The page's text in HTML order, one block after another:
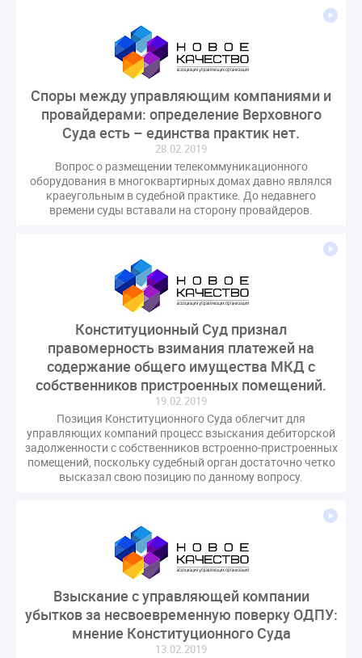
проект постановления
реестр УК связь
совет МКД
статистика
страхование МКД
строительство
судебная практика
техническая документация
техпаспорт
требования УК
умный дом
экспертный совет
энергосервис
Споры между управляющим компаниями и
провайдерами: определение Верховного
Суда есть – единства практик нет.
28.02.2019
Вопрос о размещении телекоммуникационного
оборудования в многоквартирных домах давно являлся
краеугольным в судебной практике. До недавнего
времени суды вставали на сторону провайдеров.
Конституционный Суд признал
правомерность взимания платежей на
содержание общего имущества МКД с
собственников пристроенных помещений.
19.02.2019
Позиция Конституционного Суда облегчит для
управляющих компаний процесс взыскания дебиторской
задолженности с собственников встроенно-пристроенных
помещений, поскольку судебный орган достаточно четко
высказал свою позицию по данному вопросу.
Взыскание с управляющей компании
убытков за несвоевременную поверку ОДПУ:
мнение Конституционного Суда
13.02.2019